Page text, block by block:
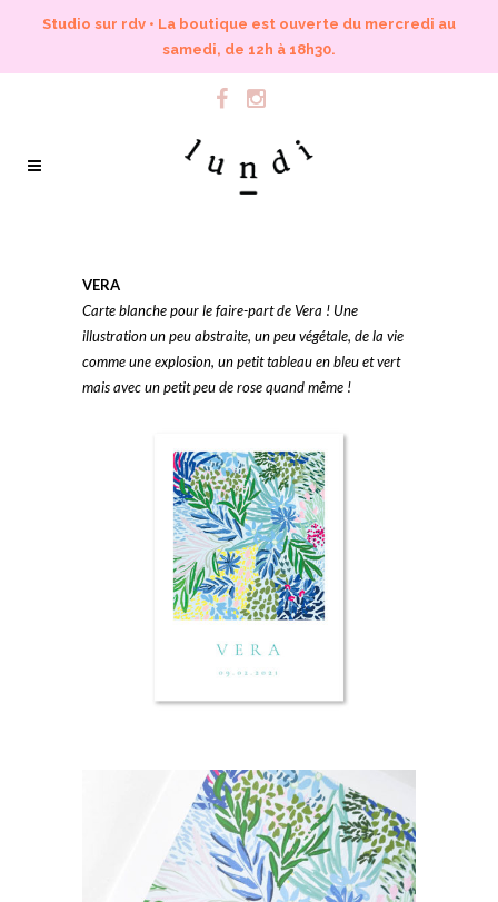
Studio sur rdv • La boutique est ouverte du mercredi au
samedi, de 12h à 18h30.
VERA
Carte blanche pour le faire-part de Vera ! Une
illustration un peu abstraite, un peu végétale, de la vie
comme une explosion, un petit tableau en bleu et vert
mais avec un petit peu de rose quand même !